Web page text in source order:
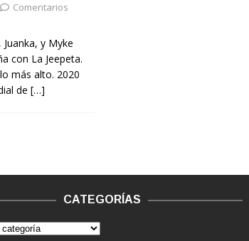
Comentarios
y Myke
con La Jeepeta.
más alto. 2020
de […]
CATEGORÍAS